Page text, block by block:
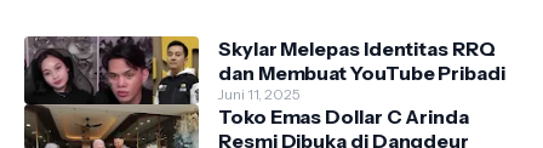
Skylar Melepas Identitas RRQ
dan Membuat YouTube Pribadi
Juni 11, 2025
Toko Emas Dollar C Arinda
Resmi Dibuka di Dangdeur